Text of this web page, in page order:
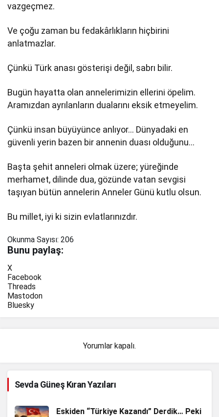
vazgeçmez.
Ve çoğu zaman bu fedakârlıkların hiçbirini
anlatmazlar.
Çünkü Türk anası gösterişi değil, sabrı bilir.
Bugün hayatta olan annelerimizin ellerini öpelim.
Aramızdan ayrılanların dualarını eksik etmeyelim.
Çünkü insan büyüyünce anlıyor… Dünyadaki en
güvenli yerin bazen bir annenin duası olduğunu…
Başta şehit anneleri olmak üzere; yüreğinde
merhamet, dilinde dua, gözünde vatan sevgisi
taşıyan bütün annelerin Anneler Günü kutlu olsun.
Bu millet, iyi ki sizin evlatlarınızdır.
Okunma Sayısı: 206
Bunu paylaş:
X
Facebook
Threads
Mastodon
Bluesky
Yorumlar kapalı.
Sevda Güneş Kıran Yazıları
Eskiden “Türkiye Kazandı” Derdik… Peki